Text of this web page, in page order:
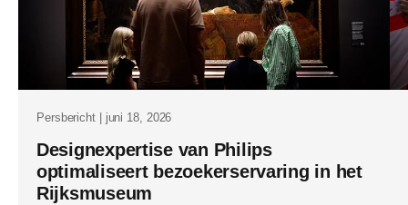
Persbericht | juni 18, 2026
Designexpertise van Philips
optimaliseert bezoekerservaring in het
Rijksmuseum